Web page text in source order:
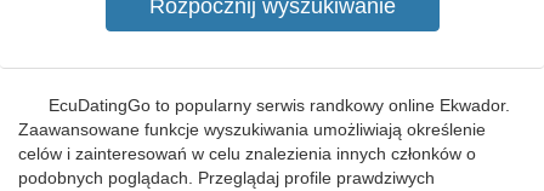
EcuDatingGo to popularny serwis randkowy online Ekwador.
Zaawansowane funkcje wyszukiwania umożliwiają określenie
celów i zainteresowań w celu znalezienia innych członków o
podobnych poglądach. Przeglądaj profile prawdziwych